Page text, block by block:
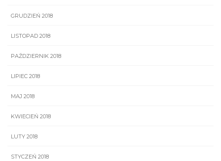
GRUDZIEŃ 2018
LISTOPAD 2018
PAŹDZIERNIK 2018
LIPIEC 2018
MAJ 2018
KWIECIEŃ 2018
LUTY 2018
STYCZEŃ 2018